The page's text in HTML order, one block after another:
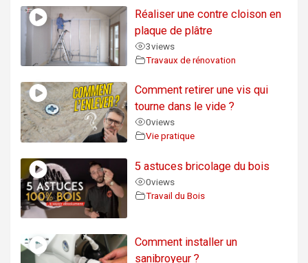
Réaliser une contre cloison en
plaque de plâtre
3views
Travaux de rénovation
Comment retirer une vis qui
tourne dans le vide ?
0views
Vie pratique
5 astuces bricolage du bois
0views
Travail du Bois
Comment installer un
sanibroyeur ?